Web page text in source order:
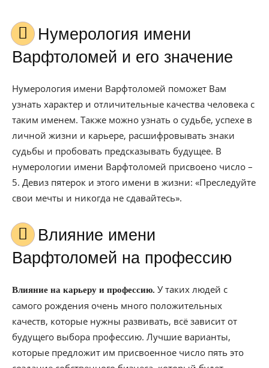
Нумерология имени
Варфтоломей и его значение
Нумерология имени Варфтоломей поможет Вам
узнать характер и отличительные качества человека с
таким именем. Также можно узнать о судьбе, успехе в
личной жизни и карьере, расшифровывать знаки
судьбы и пробовать предсказывать будущее. В
нумерологии имени Варфтоломей присвоено число –
5. Девиз пятерок и этого имени в жизни: «Преследуйте
свои мечты и никогда не сдавайтесь».
Влияние имени
Варфтоломей на профессию
Влияние на карьеру и профессию. У таких людей с
самого рождения очень много положительных
качеств, которые нужны развивать, всё зависит от
будущего выбора профессию. Лучшие варианты,
которые предложит им присвоенное число пять это